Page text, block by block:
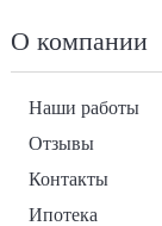
О компании
Наши работы
Отзывы
Контакты
Ипотека